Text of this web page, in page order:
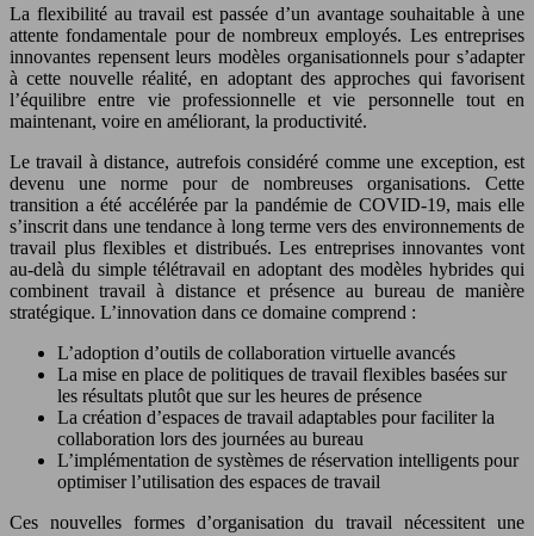
La flexibilité au travail est passée d’un avantage souhaitable à une
attente fondamentale pour de nombreux employés. Les entreprises
innovantes repensent leurs modèles organisationnels pour s’adapter
à cette nouvelle réalité, en adoptant des approches qui favorisent
l’équilibre entre vie professionnelle et vie personnelle tout en
maintenant, voire en améliorant, la productivité.
Le travail à distance, autrefois considéré comme une exception, est
devenu une norme pour de nombreuses organisations. Cette
transition a été accélérée par la pandémie de COVID-19, mais elle
s’inscrit dans une tendance à long terme vers des environnements de
travail plus flexibles et distribués. Les entreprises innovantes vont
au-delà du simple télétravail en adoptant des modèles hybrides qui
combinent travail à distance et présence au bureau de manière
stratégique. L’innovation dans ce domaine comprend :
L’adoption d’outils de collaboration virtuelle avancés
La mise en place de politiques de travail flexibles basées sur
les résultats plutôt que sur les heures de présence
La création d’espaces de travail adaptables pour faciliter la
collaboration lors des journées au bureau
L’implémentation de systèmes de réservation intelligents pour
optimiser l’utilisation des espaces de travail
Ces nouvelles formes d’organisation du travail nécessitent une